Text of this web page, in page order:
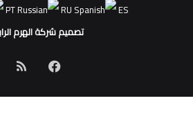
PT
RU
ES
تصميم شركة الهرم
فيسبوك